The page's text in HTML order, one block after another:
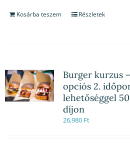
Kosárba teszem Részletek
Burger kurzus
opciós 2.
lehetőséggel
díjon
26,980 Ft